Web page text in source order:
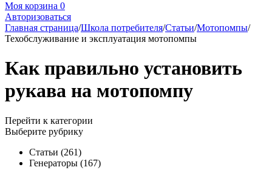
Моя корзина 0
Авторизоваться
Главная страница/Школа потребителя/Статьи/Мотопомпы/
Техобслуживание и эксплуатация мотопомпы
Как правильно установить
рукава на мотопомпу
Перейти к категории
Выберите рубрику
Статьи (261)
Генераторы (167)